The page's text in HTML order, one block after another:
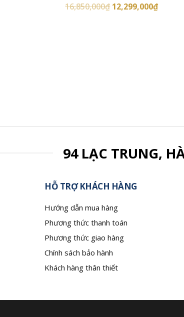
16,850,000₫ 12,299,000₫
94 LẠC TRUNG,
HỖ TRỢ KHÁCH HÀNG
Hướng dẫn mua hàng
Phương thức thanh toán
Phương thức giao hàng
Chính sách bảo hành
Khách hàng thân thiết